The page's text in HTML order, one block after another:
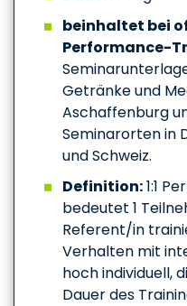
beinhaltet bei
Performance-
Getränke und
Aschaffenburg
Seminarorten in
und Schweiz.
Definition:1:1
bedeutet 1
Referent/in
Verhalten mit
hoch individuell,
Dauer des